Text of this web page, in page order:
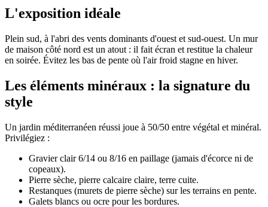
L'exposition idéale
Plein sud, à l'abri des vents dominants d'ouest et sud-ouest. Un mur
de maison côté nord est un atout : il fait écran et restitue la chaleur
en soirée. Évitez les bas de pente où l'air froid stagne en hiver.
Les éléments minéraux : la signature du
style
Un jardin méditerranéen réussi joue à 50/50 entre végétal et minéral.
Privilégiez :
Gravier clair 6/14 ou 8/16 en paillage (jamais d'écorce ni de
copeaux).
Pierre sèche, pierre calcaire claire, terre cuite.
Restanques (murets de pierre sèche) sur les terrains en pente.
Galets blancs ou ocre pour les bordures.